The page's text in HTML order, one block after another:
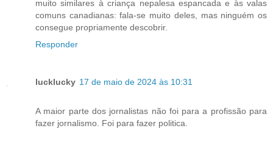
muito similares à criança nepalesa espancada e às valas
comuns canadianas: fala-se muito deles, mas ninguém os
consegue propriamente descobrir.
Responder
lucklucky 17 de maio de 2024 às 10:31
A maior parte dos jornalistas não foi para a profissão para
fazer jornalismo. Foi para fazer politica.